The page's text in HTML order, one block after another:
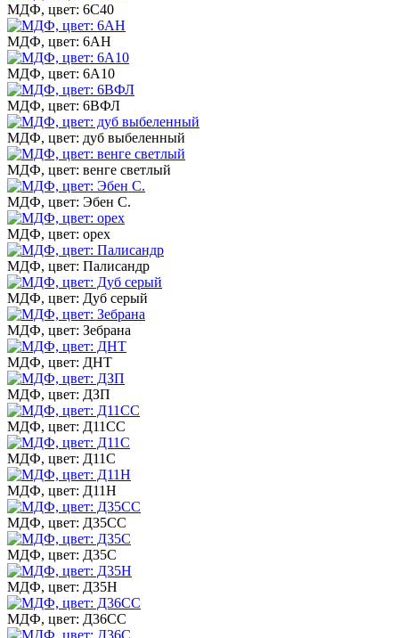
МДФ, цвет: 6С40
МДФ, цвет: 6АН
МДФ, цвет: 6А10
МДФ, цвет: 6ВФЛ
МДФ, цвет: дуб выбеленный
МДФ, цвет: венге светлый
МДФ, цвет: Эбен С.
МДФ, цвет: орех
МДФ, цвет: Палисандр
МДФ, цвет: Дуб серый
МДФ, цвет: Зебрана
МДФ, цвет: ДНТ
МДФ, цвет: ДЗП
МДФ, цвет: Д11СС
МДФ, цвет: Д11С
МДФ, цвет: Д11Н
МДФ, цвет: Д35СС
МДФ, цвет: Д35С
МДФ, цвет: Д35Н
МДФ, цвет: Д36СС